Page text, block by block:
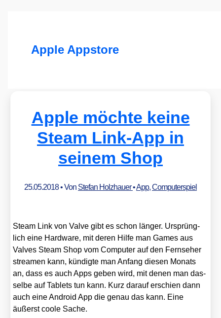
Apple Appstore
Apple möchte keine
Steam Link-App in
seinem Shop
25.05.2018• Von Stefan Holzhauer•App,Computerspiel
Steam Link von Val­ve gibt es schon län­ger. Ursprüng­
lich eine Hard­ware, mit deren Hil­fe man Games aus
Val­ves Steam Shop vom Com­pu­ter auf den Fern­se­her
strea­men kann, kün­dig­te man Anfang die­sen Monats
an, dass es auch Apps geben wird, mit denen man das­
sel­be auf Tablets tun kann. Kurz dar­auf erschien dann
auch eine Android App die genau das kann. Eine
äußerst coo­le Sache.